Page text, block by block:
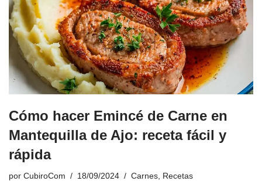
Cómo hacer Emincé de Carne en
Mantequilla de Ajo: receta fácil y
rápida
por CubiroCom 18/09/2024 Carnes Recetas